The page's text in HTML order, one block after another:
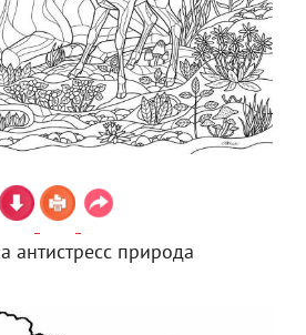
антистресс природа